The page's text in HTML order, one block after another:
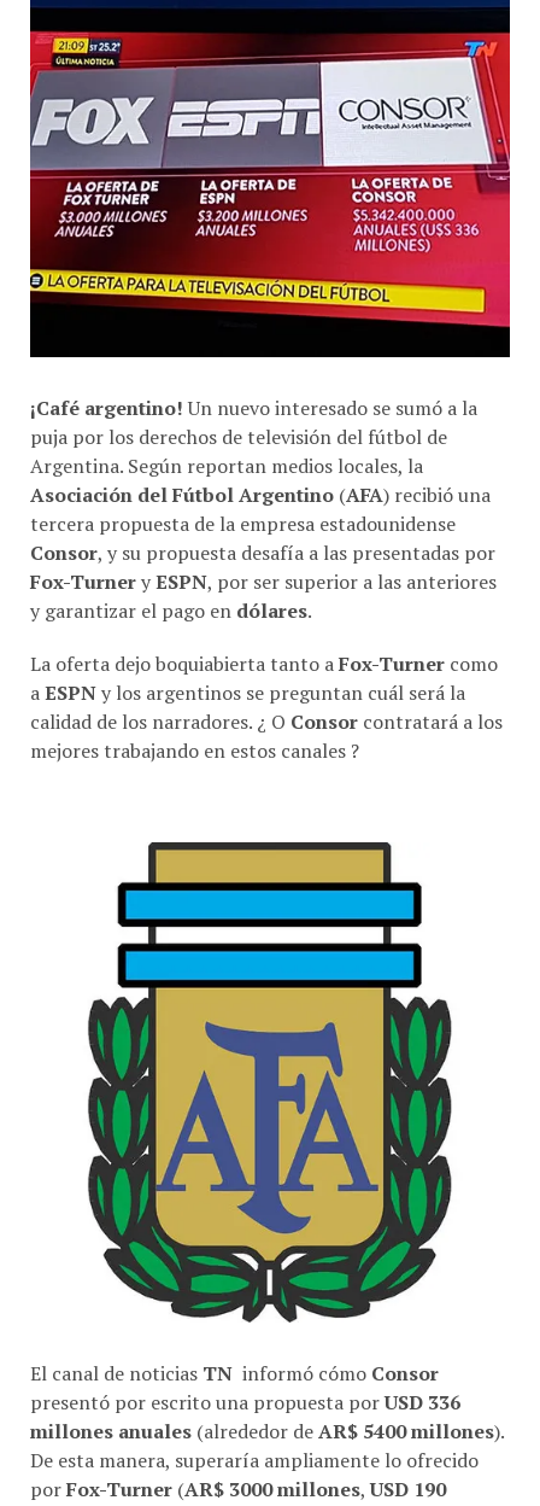
puja por los derechos de televisión del fútbol de
Argentina. Según reportan medios locales, la
Asociación del Fútbol Argentino (AFA) recibió una
tercera propuesta de la empresa estadounidense
Consor , y su propuesta desafía a las presentadas por
Fox-TurneryESPN, por ser superior a las anteriores
y garantizar el pago endólares.
aESPNy los argentinos se preguntan cuál será la
calidad de los narradores. ¿ OConsorcontratará a los
mejores trabajando en estos canales ?
presentó por escrito una propuesta porUSD 336
millones anuales(alrededor deAR$ 5400 millones
De esta manera, superaría ampliamente lo ofrecido
porFox-Turner (AR$ 3000 millones,USD 190
millones) yESPN(AR$ 3200 millones,USD 202